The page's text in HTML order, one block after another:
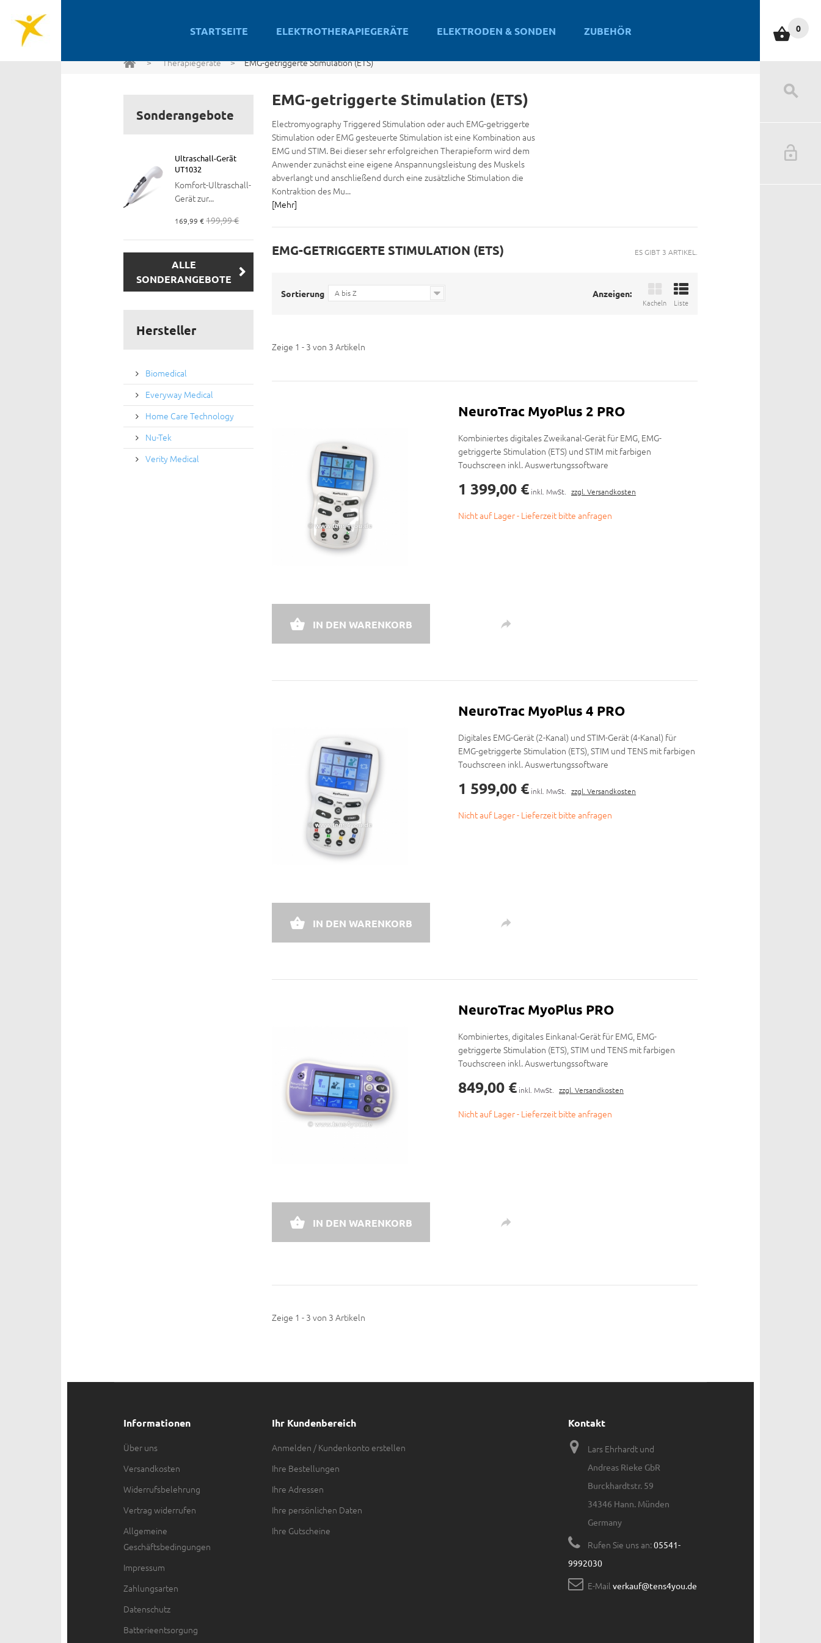
0
STARTSEITE ELEKTROTHERAPIEGERÄTE ELEKTRODEN & SONDEN ZUBEHÖR
> Therapiegeräte > EMG-getriggerte Stimulation (ETS)
EMG-getriggerte Stimulation (ETS)
Electromyography Triggered Stimulation oder auch EMG-getriggerte
Stimulation oder EMG gesteuerte Stimulation ist eine Kombination aus
EMG und STIM. Bei dieser sehr erfolgreichen Therapieform wird dem
Anwender zunächst eine eigene Anspannungsleistung des Muskels
abverlangt und anschließend durch eine zusätzliche Stimulation die
Kontraktion des Mu...
[Mehr]
EMG-GETRIGGERTE STIMULATION (ETS) ES GIBT 3 ARTIKEL.
Anzeigen:
Kacheln Liste
Sortierung A bis Z
Zeige 1 - 3 von 3 Artikeln
NeuroTrac MyoPlus 2 PRO
Kombiniertes digitales Zweikanal-Gerät für EMG, EMG-
getriggerte Stimulation (ETS) und STIM mit farbigen
Touchscreen inkl. Auswertungssoftware
1 399,00 € inkl. MwSt. zzgl. Versandkosten
Nicht auf Lager - Lieferzeit bitte anfragen
IN DEN WARENKORB
NeuroTrac MyoPlus 4 PRO
Digitales EMG-Gerät (2-Kanal) und STIM-Gerät (4-Kanal) für
EMG-getriggerte Stimulation (ETS), STIM und TENS mit farbigen
Touchscreen inkl. Auswertungssoftware
1 599,00 € inkl. MwSt. zzgl. Versandkosten
Nicht auf Lager - Lieferzeit bitte anfragen
IN DEN WARENKORB
NeuroTrac MyoPlus PRO
Kombiniertes, digitales Einkanal-Gerät für EMG, EMG-
getriggerte Stimulation (ETS), STIM und TENS mit farbigen
Touchscreen inkl. Auswertungssoftware
849,00 € inkl. MwSt. zzgl. Versandkosten
Nicht auf Lager - Lieferzeit bitte anfragen
IN DEN WARENKORB
Zeige 1 - 3 von 3 Artikeln
Sonderangebote
Ultraschall-Gerät
UT1032
Komfort-Ultraschall-
Gerät zur...
169,99 €199,99 €
ALLE
SONDERANGEBOTE
Hersteller
Biomedical
Everyway Medical
Home Care Technology
Nu-Tek
Verity Medical
Informationen
Über uns
Versandkosten
Widerrufsbelehrung
Vertrag widerrufen
Allgemeine
Geschäftsbedingungen
Impressum
Zahlungsarten
Datenschutz
Batterieentsorgung
Ihr Kundenbereich
Anmelden / Kundenkonto erstellen
Ihre Bestellungen
Ihre Adressen
Ihre persönlichen Daten
Ihre Gutscheine
Kontakt
Lars Ehrhardt und
Andreas Rieke GbR
Burckhardtstr. 59
34346 Hann. Münden
Germany
Rufen Sie uns an:05541-
9992030
E-Mail verkauf@tens4you.de